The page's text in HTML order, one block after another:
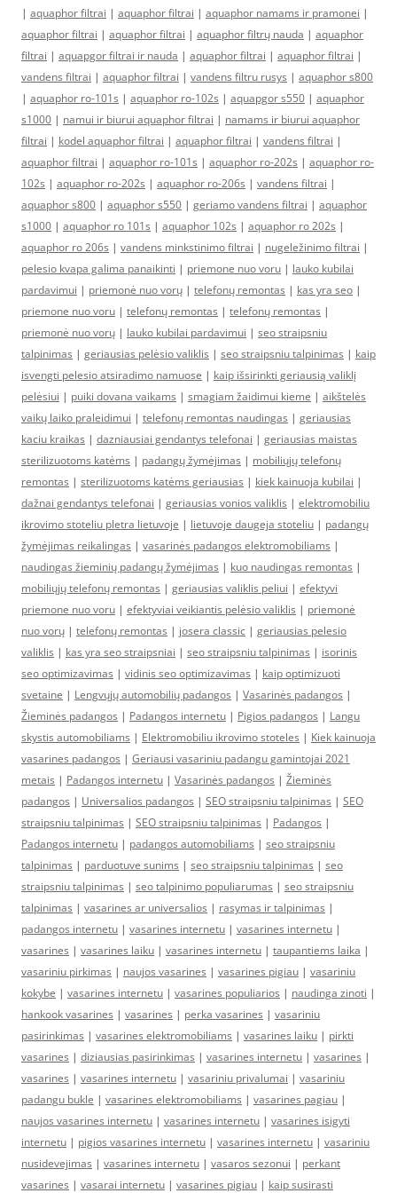
| aquaphor filtrai | aquaphor filtrai | aquaphor namams ir pramonei |
aquaphor filtrai | aquaphor filtrai | aquaphor filtrų nauda | aquaphor
filtrai | aquapgor filtrai ir nauda | aquaphor filtrai | aquaphor filtrai |
vandens filtrai | aquaphor filtrai | vandens filtru rusys | aquaphor s800
| aquaphor ro-101s | aquaphor ro-102s | aquapgor s550 | aquaphor
s1000 | namui ir biurui aquaphor filtrai | namams ir biurui aquaphor
filtrai | kodel aquaphor filtrai | aquaphor filtrai | vandens filtrai |
aquaphor filtrai | aquaphor ro-101s | aquaphor ro-202s | aquaphor ro-
102s | aquaphor ro-202s | aquaphor ro-206s | vandens filtrai |
aquaphor s800 | aquaphor s550 | geriamo vandens filtrai | aquaphor
s1000 | aquaphor ro 101s | aquaphor 102s | aquaphor ro 202s |
aquaphor ro 206s | vandens minkstinimo filtrai | nugeležinimo filtrai |
pelesio kvapa galima panaikinti | priemone nuo voru | lauko kubilai
pardavimui | priemonė nuo vorų | telefonų remontas | kas yra seo |
priemone nuo voru | telefonų remontas | telefonų remontas |
priemonė nuo vorų | lauko kubilai pardavimui | seo straipsniu
talpinimas | geriausias pelėsio valiklis | seo straipsniu talpinimas | kaip
isvengti pelesio atsiradimo namuose | kaip išsirinkti geriausią valiklį
pelėsiui | puiki dovana vaikams | smagiam žaidimui kieme | aikštelės
vaikų laiko praleidimui | telefonų remontas naudingas | geriausias
kaciu kraikas | dazniausiai gendantys telefonai | geriausias maistas
sterilizuotoms katėms | padangų žymėjimas | mobiliųjų telefonų
remontas | sterilizuotoms katėms geriausias | kiek kainuoja kubilai |
dažnai gendantys telefonai | geriausias vonios valiklis | elektromobiliu
ikrovimo stoteliu pletra lietuvoje | lietuvoje daugeja stoteliu | padangų
žymėjimas reikalingas | vasarinės padangos elektromobiliams |
naudingas žieminių padangų žymėjimas | kuo naudingas remontas |
mobiliųjų telefonų remontas | geriausias valiklis peliui | efektyvi
priemone nuo voru | efektyviai veikiantis pelėsio valiklis | priemonė
nuo vorų | telefonų remontas | josera classic | geriausias pelesio
valiklis | kas yra seo straipsniai | seo straipsniu talpinimas | isorinis
seo optimizavimas | vidinis seo optimizavimas | kaip optimizuoti
svetaine | Lengvųjų automobilių padangos | Vasarinės padangos |
Žieminės padangos | Padangos internetu | Pigios padangos | Langu
skystis automobiliams | Elektromobiliu ikrovimo stoteles | Kiek kainuoja
vasarines padangos | Geriausi vasariniu padangu gamintojai 2021
metais | Padangos internetu | Vasarinės padangos | Žieminės
padangos | Universalios padangos | SEO straipsniu talpinimas | SEO
straipsniu talpinimas | SEO straipsniu talpinimas | Padangos |
Padangos internetu | padangos automobiliams | seo straipsniu
talpinimas | parduotuve sunims | seo straipsniu talpinimas | seo
straipsniu talpinimas | seo talpinimo populiarumas | seo straipsniu
talpinimas | vasarines ar universalios | rasymas ir talpinimas |
padangos internetu | vasarines internetu | vasarines internetu |
vasarines | vasarines laiku | vasarines internetu | taupantiems laika |
vasariniu pirkimas | naujos vasarines | vasarines pigiau | vasariniu
kokybe | vasarines internetu | vasarines populiarios | naudinga zinoti |
hankook vasarines | vasarines | perka vasarines | vasariniu
pasirinkimas | vasarines elektromobiliams | vasarines laiku | pirkti
vasarines | diziausias pasirinkimas | vasarines internetu | vasarines |
vasarines | vasarines internetu | vasariniu privalumai | vasariniu
padangu bukle | vasarines elektromobiliams | vasarines pagiau |
naujos vasarines internetu | vasarines internetu | vasarines isigyti
internetu | pigios vasarines internetu | vasarines internetu | vasariniu
nusidevejimas | vasarines internetu | vasaros sezonui | perkant
vasarines | vasarai internetu | vasarines pigiau | kaip susirasti